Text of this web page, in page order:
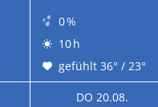
0 %
10 h
gefühlt 36° / 23°
DO 20.08.